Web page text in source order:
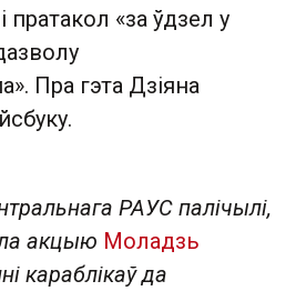
пратакол «за ўдзел у
Пра гэта Дзіяна
РАУС палічылі,
акцыю Моладзь
караблікаў да